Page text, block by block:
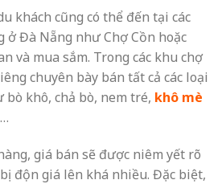
khách cũng có thể đến tại các
Đà Nẵng như Chợ Cồn hoặc
và mua sắm. Trong các khu chợ
chuyên bày bán tất cả các loại
khô, chả bò, nem tré, khô mè
giá bán sẽ được niêm yết rõ
độn giá lên khá nhiều. Đặc biệt,